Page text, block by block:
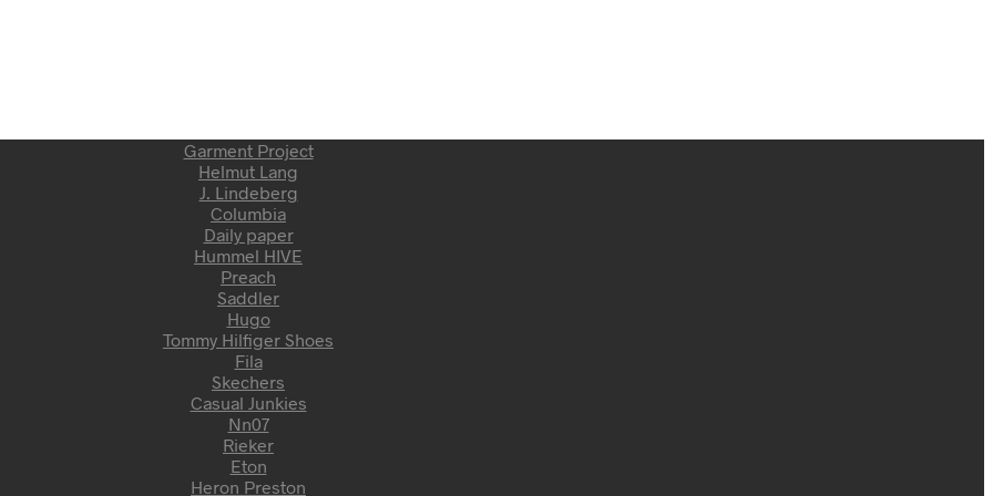
Garment Project
Helmut Lang
J. Lindeberg
Columbia
Daily paper
Hummel HIVE
Preach
Saddler
Hugo
Tommy Hilfiger Shoes
Fila
Skechers
Casual Junkies
Nn07
Rieker
Eton
Heron Preston